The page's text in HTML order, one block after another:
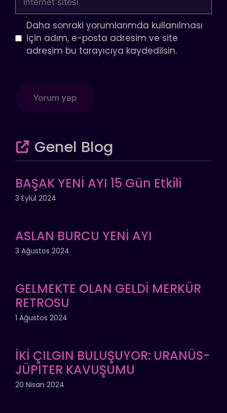
sitesi
Daha sonraki yorumlarımda kullanılması
için adım, e-posta adresim ve site
adresim bu tarayıcıya kaydedilsin.
Genel Blog
BAŞAK YENİ AYI 15 Gün Etkili
3 Eylül 2024
ASLAN BURCU YENİ AYI
3 Ağustos 2024
GELMEKTE OLAN GELDİ MERKÜR
RETROSU
1 Ağustos 2024
İKİ ÇILGIN BULUŞUYOR: URANÜS-
JÜPİTER KAVUŞUMU
20 Nisan 2024